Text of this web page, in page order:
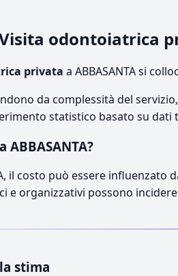
odontoiatrica
privata a ABBASANTA si
da complessità del
statistico basato su
ABBASANTA?
il costo può essere
e organizzativi possono
stima